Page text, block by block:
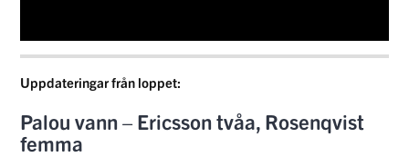
Uppdateringar från loppet:
Palou vann – Ericsson tvåa, Rosenqvist
femma